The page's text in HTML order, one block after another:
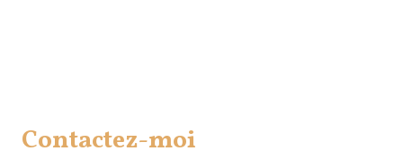
Contactez-moi